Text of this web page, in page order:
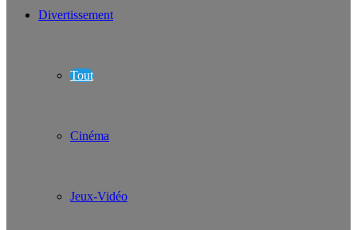
Divertissement
Tout
Cinéma
Jeux-Vidéo